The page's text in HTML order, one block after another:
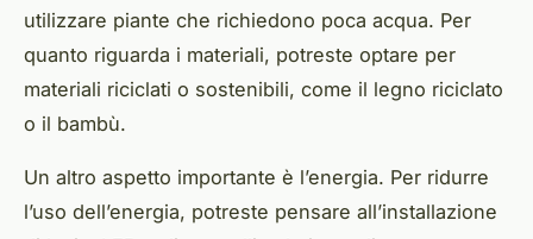
utilizzare piante che richiedono poca acqua. Per
quanto riguarda i materiali, potreste optare per
materiali riciclati o sostenibili, come il legno riciclato
o il bambù.
Un altro aspetto importante è l’energia. Per ridurre
l’uso dell’energia, potreste pensare all’installazione